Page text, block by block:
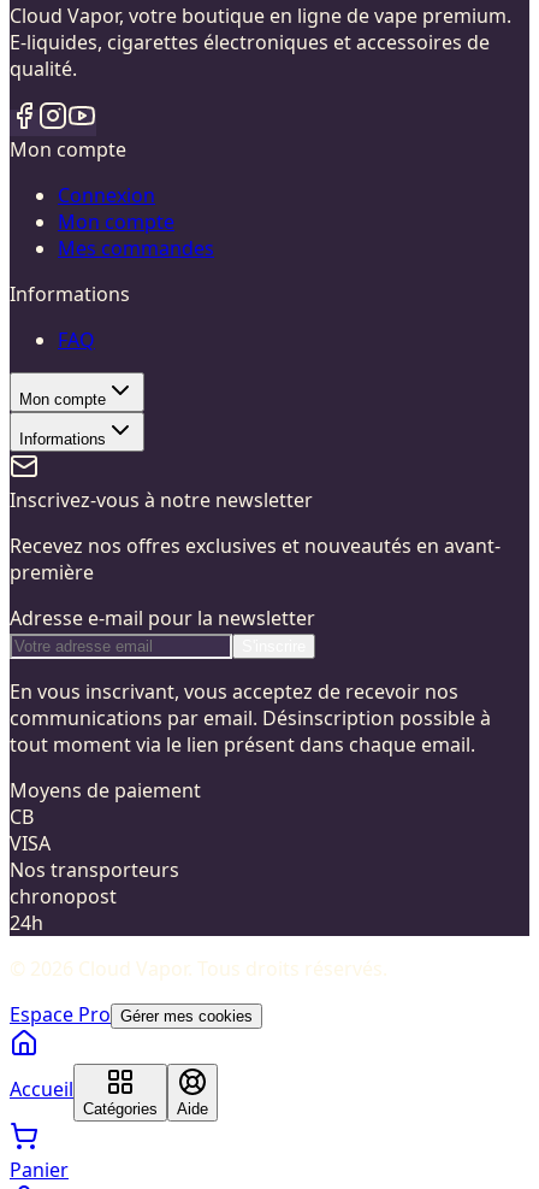
Cloud Vapor, votre boutique en ligne de vape premium.
E-liquides, cigarettes électroniques et accessoires de
qualité.
Mon compte
Connexion
Mon compte
Mes commandes
Informations
FAQ
Mon compte
Informations
Inscrivez-vous à notre newsletter
Recevez nos offres exclusives et nouveautés en avant-
première
Adresse e-mail pour la newsletter
En vous inscrivant, vous acceptez de recevoir nos
communications par email. Désinscription possible à
tout moment via le lien présent dans chaque email.
Moyens de paiement
CB
VISA
Nos transporteurs
chronopost
24h
© 2026 Cloud Vapor. Tous droits réservés.
Espace Pro Gérer mes cookies
Accueil
Catégories Aide
Panier